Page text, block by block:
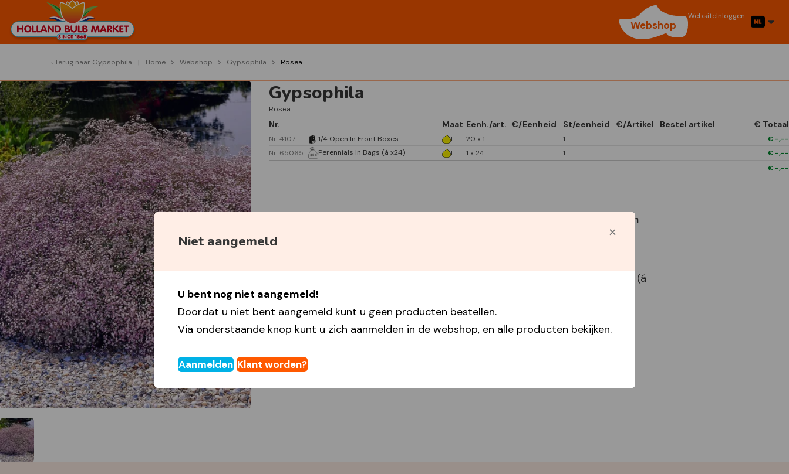
Webshop
WebsiteInloggen
Niet aangemeld
U bent nog niet aangemeld!
Doordat u niet bent aangemeld kunt u geen producten bestellen.
Via onderstaande knop kunt u zich aanmelden in de webshop, en alle producten bekijken.
Aanmelden Klant worden?
Terug naar Gypsophila Home Webshop Gypsophila Rosea
Gypsophila
Rosea
Nr. Maat Eenh./art. €/Eenheid St/eenheid €/Artikel Bestel artikel € Totaal
Nr. 4107 1/4 Open In Front Boxes I 20 x 1 1 € -,--
Nr. 65065
Perennials In Bags (á x24) I 1 x 24 1 € -,--
€ -,--
Gebruikte symbolen
Perennials In Bags (á